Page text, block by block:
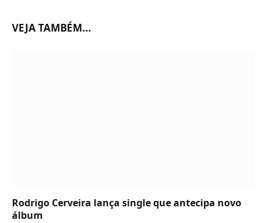
VEJA TAMBÉM...
Rodrigo Cerveira lança single que antecipa novo
álbum